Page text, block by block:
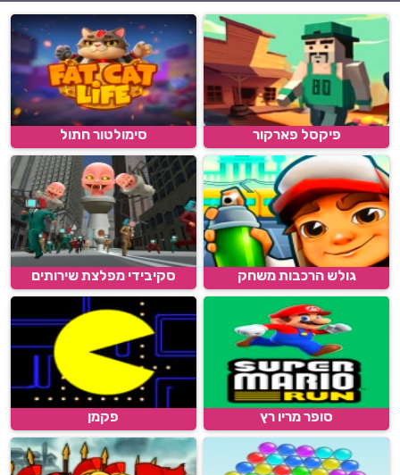
פיקסל פארקור סימולטור חתול
גולש הרכבות משחק סקיבידי מפלצת שירותים
סופר מריו רץ פקמן